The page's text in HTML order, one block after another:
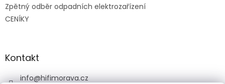
Zpětný odběr odpadních elektrozařízení
CENÍKY
Kontakt
info@hifimorava.cz